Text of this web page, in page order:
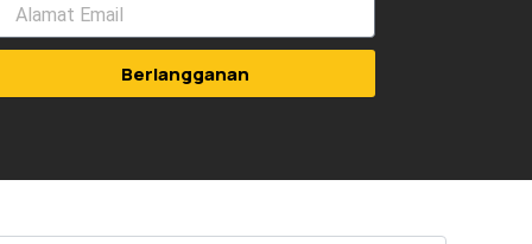
Berlangganan